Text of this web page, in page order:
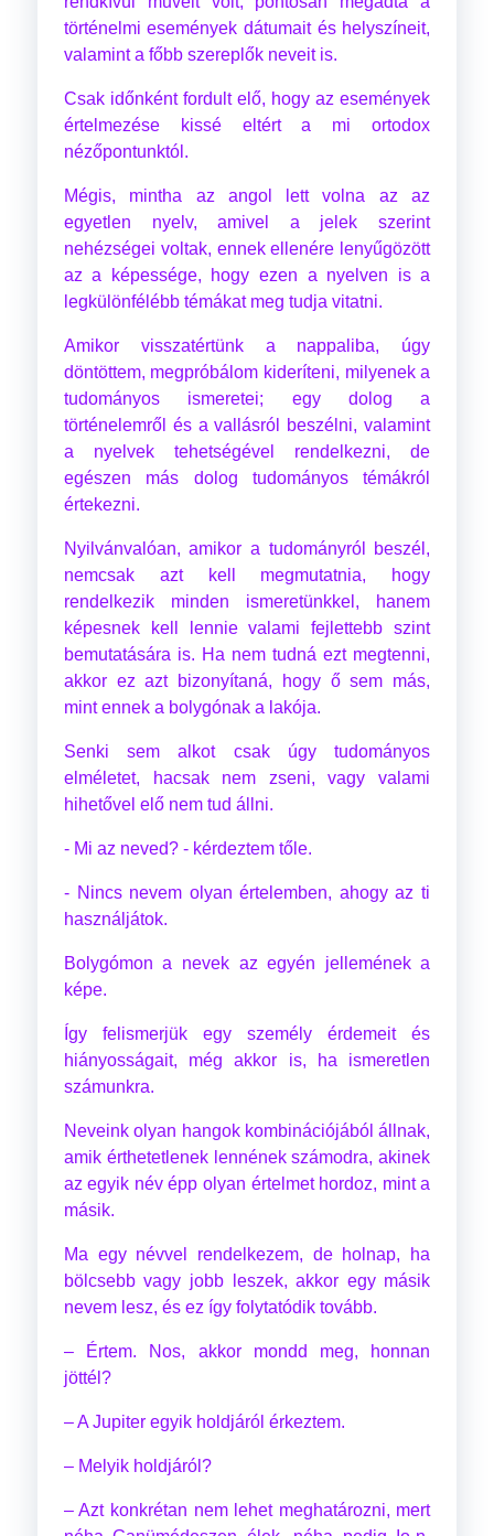
történelmi események dátumait és helyszíneit,
valamint a főbb szereplők neveit is.
Csak időnként fordult elő, hogy az események
értelmezése kissé eltért a mi ortodox
nézőpontunktól.
Mégis, mintha az angol lett volna az az
egyetlen nyelv, amivel a jelek szerint
nehézségei voltak, ennek ellenére lenyűgözött
az a képessége, hogy ezen a nyelven is a
legkülönfélébb témákat meg tudja vitatni.
Amikor visszatértünk a nappaliba, úgy
döntöttem, megpróbálom kideríteni, milyenek a
tudományos ismeretei; egy dolog a
történelemről és a vallásról beszélni, valamint
a nyelvek tehetségével rendelkezni, de
egészen más dolog tudományos témákról
értekezni.
Nyilvánvalóan, amikor a tudományról beszél,
nemcsak azt kell megmutatnia, hogy
rendelkezik minden ismeretünkkel, hanem
képesnek kell lennie valami fejlettebb szint
bemutatására is. Ha nem tudná ezt megtenni,
akkor ez azt bizonyítaná, hogy ő sem más,
mint ennek a bolygónak a lakója.
Senki sem alkot csak úgy tudományos
elméletet, hacsak nem zseni, vagy valami
hihetővel elő nem tud állni.
- Mi az neved? - kérdeztem tőle.
- Nincs nevem olyan értelemben, ahogy az ti
használjátok.
Bolygómon a nevek az egyén jellemének a
képe.
Így felismerjük egy személy érdemeit és
hiányosságait, még akkor is, ha ismeretlen
számunkra.
Neveink olyan hangok kombinációjából állnak,
amik érthetetlenek lennének számodra, akinek
az egyik név épp olyan értelmet hordoz, mint a
másik.
Ma egy névvel rendelkezem, de holnap, ha
bölcsebb vagy jobb leszek, akkor egy másik
nevem lesz, és ez így folytatódik tovább.
– Értem. Nos, akkor mondd meg, honnan
jöttél?
– A Jupiter egyik holdjáról érkeztem.
– Melyik holdjáról?
– Azt konkrétan nem lehet meghatározni, mert